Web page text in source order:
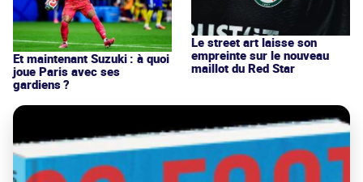
Et maintenant Suzuki : à quoi
joue Paris avec ses
gardiens ?
Le street art laisse son
empreinte sur le nouveau
maillot du Red Star